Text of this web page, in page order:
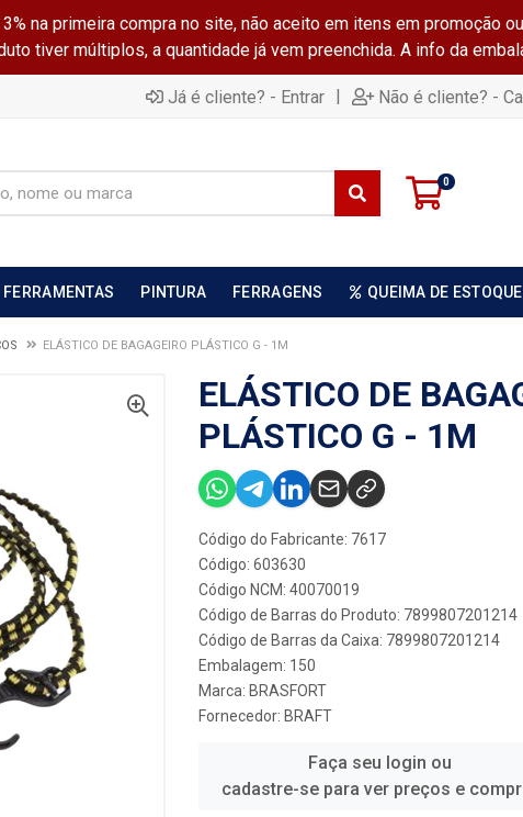
na primeira compra no site, não aceito em itens em promoção
tiver múltiplos, a quantidade já vem preenchida. A info da
Já é cliente? - Entrar | Não é cliente? -
0
FERRAMENTAS PINTURA FERRAGENS QUEIMA DE ESTOQUE
ELÁSTICO DE BAGAGEIRO PLÁSTICO G - 1M
ELÁSTICO DE
PLÁSTICO G - 1M
Código do Fabricante: 7617
Código: 603630
Código NCM: 40070019
Código de Barras do Produto: 7899807201214
Código de Barras da Caixa: 7899807201214
Embalagem: 150
Marca: BRASFORT
Fornecedor: BRAFT
Faça seu login ou
cadastre-se para ver preços e